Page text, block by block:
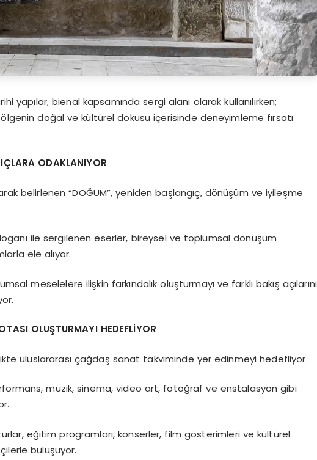
yapılar, bienal kapsamında sergi alanı olarak kullanılırken;
doğal ve kültürel dokusu içerisinde deneyimleme fırsatı
ODAKLANIYOR
belirlenen “DOĞUM”, yeniden başlangıç, dönüşüm ve iyileşme
ile sergilenen eserler, bireysel ve toplumsal dönüşüm
ele alıyor.
meselelere ilişkin farkındalık oluşturmayı ve farklı bakış açılarını
OLUŞTURMAYI HEDEFLİYOR
uluslararası çağdaş sanat takviminde yer edinmeyi hedefliyor.
müzik, sinema, video art, fotoğraf ve enstalasyon gibi
eğitim programları, konserler, film gösterimleri ve kültürel
buluşuyor.